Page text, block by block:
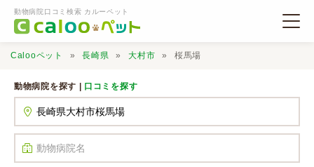
動物病院口コミ検索 カルーペット
Calooペット 長崎県 大村市 桜馬場
動物病院を探す | 口コミを探す